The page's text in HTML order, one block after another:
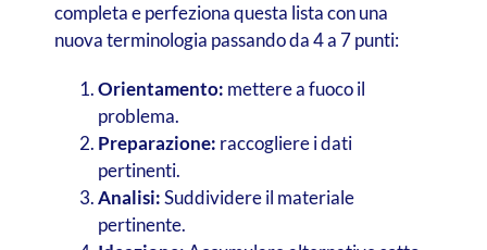
completa e perfeziona questa lista con una
nuova terminologia passando da 4 a 7 punti:
Orientamento: mettere a fuoco il
problema.
Preparazione: raccogliere i dati
pertinenti.
Analisi:Suddividere il materiale
pertinente.